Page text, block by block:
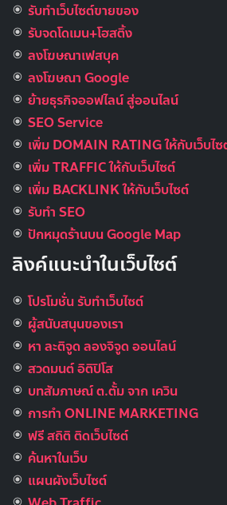
รับทําเว็บไซต์ขายของ
รับจดโดเมน+โฮสติ้ง
ลงโฆษณาเฟสบุค
ลงโฆษณา Google
ย้ายธุรกิจออฟไลน์ สู่ออนไลน์
SEO Service
เพิ่ม DOMAIN RATING ให้กับเว็บไ
เพิ่ม TRAFFIC ให้กับเว็บไซต์
เพิ่ม BACKLINK ให้กับเว็บไซต์
รับทำ SEO
ปักหมุดร้านบน Google Map
ลิงค์แนะนำในเว็บไซต์
โปรโมชั่น รับทำเว็บไซต์
ผู้สนับสนุนของเรา
หา ละติจูด ลองจิจูด ออนไลน์
สวดมนต์ อิติปิโส
บทสัมภาษณ์ ต.ตั้ม จาก เควิน
การทำ ONLINE MARKETING
ฟรี สถิติ ติดเว็บไซต์
ค้นหาในเว็บ
แผนผังเว็บไซต์